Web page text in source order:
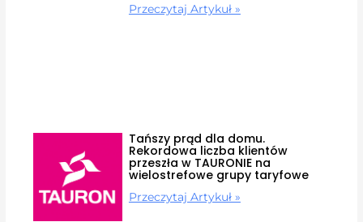
Przeczytaj Artykuł »
Tańszy prąd dla domu.
Rekordowa liczba klientów
przeszła w TAURONIE na
wielostrefowe grupy taryfowe
Przeczytaj Artykuł »